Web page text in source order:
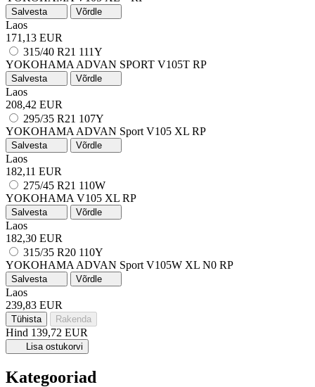
Salvesta Võrdle
Laos
171,13 EUR
315/40 R21 111Y
YOKOHAMA ADVAN SPORT V105T RP
Salvesta Võrdle
Laos
208,42 EUR
295/35 R21 107Y
YOKOHAMA ADVAN Sport V105 XL RP
Salvesta Võrdle
Laos
182,11 EUR
275/45 R21 110W
YOKOHAMA V105 XL RP
Salvesta Võrdle
Laos
182,30 EUR
315/35 R20 110Y
YOKOHAMA ADVAN Sport V105W XL N0 RP
Salvesta Võrdle
Laos
239,83 EUR
Tühista Rakenda
Hind 139,72 EUR
Lisa ostukorvi
Kategooriad